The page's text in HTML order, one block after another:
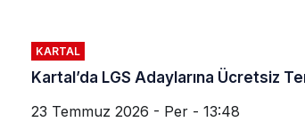
KARTAL
Kartal’da LGS Adaylarına Ücretsiz
23 Temmuz 2026 - Per - 13:48